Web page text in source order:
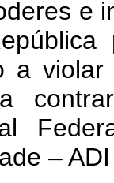
e
a
– ADI